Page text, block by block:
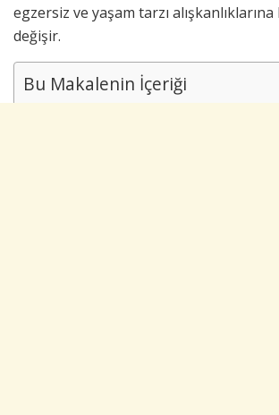
egzersiz ve yaşam tarzı
değişir.
Bu Makalenin İçeriği